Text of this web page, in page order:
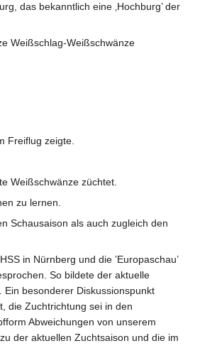
das bekanntlich eine ‚Hochburg’ der
Weißschlag-Weißschwänze
Freiflug zeigte.
Weißschwänze züchtet.
zu lernen.
Schausaison als auch zugleich den
in Nürnberg und die ’Europaschau’
So bildete der aktuelle
besonderer Diskussionspunkt
die Zuchtrichtung sei in den
Abweichungen von unserem
der aktuellen Zuchtsaison und die im